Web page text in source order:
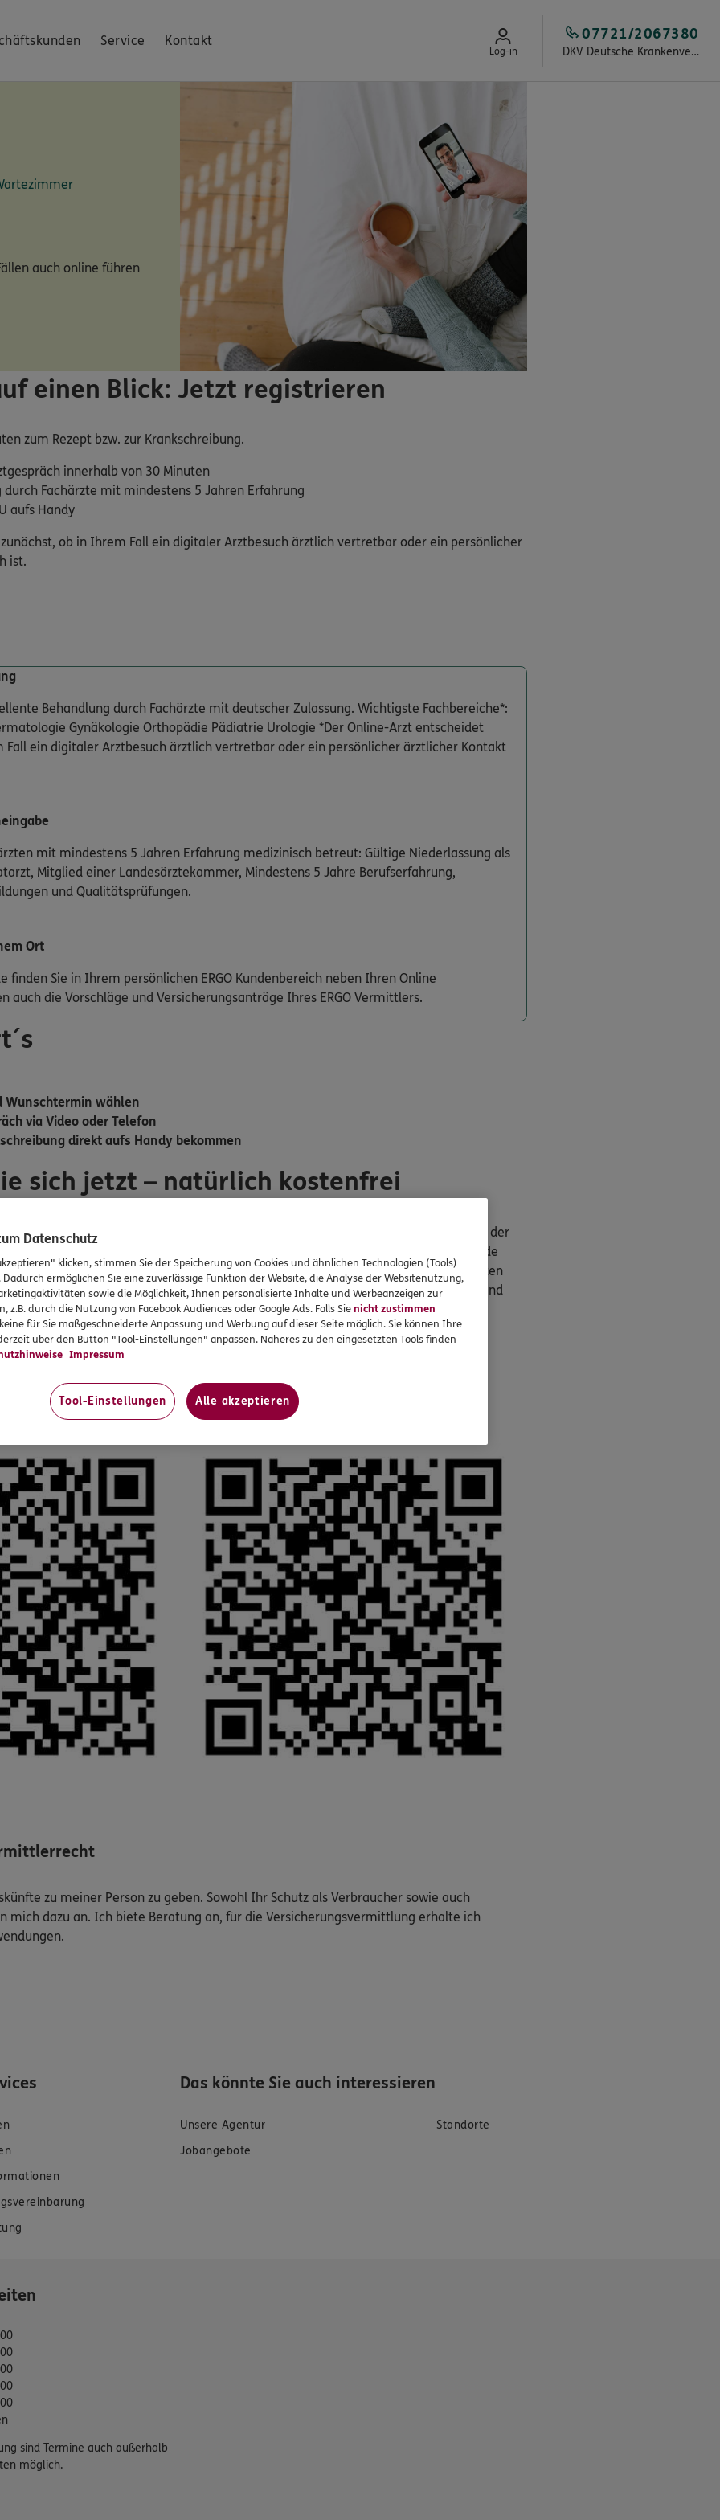
Service Kontakt
Log-in DKV Deutsche Krankenversicherung Marc Siegfried Do
07721/2067380
auch online führen
einen Blick: Jetzt registrieren
zum Rezept bzw. zur Krankschreibung.
innerhalb von 30 Minuten
durch Fachärzte mit mindestens 5 Jahren Erfahrung
aufs Handy
ob in Ihrem Fall ein digitaler Arztbesuch ärztlich vertretbar oder ein persönlicher
ist.
Behandlung durch Fachärzte mit deutscher Zulassung. Wichtigste Fachbereiche*:
Gynäkologie Orthopädie Pädiatrie Urologie *Der Online-Arzt entscheidet
Fall ein digitaler Arztbesuch ärztlich vertretbar oder ein persönlicher ärztlicher Kontakt
mit mindestens 5 Jahren Erfahrung medizinisch betreut: Gültige Niederlassung als
Mitglied einer Landesärztekammer, Mindestens 5 Jahre Berufserfahrung,
und Qualitätsprüfungen.
Ort
finden Sie in Ihrem persönlichen ERGO Kundenbereich neben Ihren Online
auch die Vorschläge und Versicherungsanträge Ihres ERGO Vermittlers.
Wunschtermin wählen
via Video oder Telefon
direkt aufs Handy bekommen
sich jetzt – natürlich kostenfrei
Appauf Ihr Smartphone. Scannen Sie dazu einfach den
. Bitte achten Sie bei der
. Nur so werden Sie als DKV Kunde
Service profitieren. Am Programm können alle Krankheitskostenvollversicherten
mit dem Tarif BestMed BMG, ausgenommen Versicherte im Basis-, Standard- und
schicken Sie uns eine E-Mail an: gesundheitsservices@dkv.com.
> Android:direkt zu Google Play
zu meiner Person zu geben. Sowohl Ihr Schutz als Verbraucher sowie auch
mich dazu an. Ich biete Beratung an, für die Versicherungsvermittlung erhalte ich
Das könnte Sie auch interessieren
Unsere Agentur
Standorte
Jobangebote
sind Termine auch außerhalb
möglich.
Datenschutz
klicken, stimmen Sie der Speicherung von Cookies und ähnlichen Technologien (Tools)
ermöglichen Sie eine zuverlässige Funktion der Website, die Analyse der Websitenutzung,
sowie die Möglichkeit, Ihnen personalisierte Inhalte und Werbeanzeigen zur
z.B. durch die Nutzung von Facebook Audiences oder Google Ads. Falls Sienicht zustimmen
für Sie maßgeschneiderte Anpassung und Werbung auf dieser Seite möglich. Sie können Ihre
über den Button "Tool-Einstellungen" anpassen. Näheres zu den eingesetzten Tools finden
Impressum
Tool-Einstellungen Alle akzeptieren